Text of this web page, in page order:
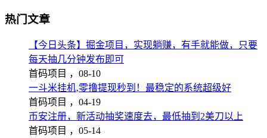
热门文章
【今日头条】掘金项目，实现躺赚，有手就能做，只要
每天抽几分钟发布即可
首码项目 ， 08-10
一斗米挂机,零撸提现秒到！最稳定的系统超级好
首码项目 ， 04-19
币安注册，新活动抽奖速度去，最低抽到2美刀以上
首码项目 ， 05-14